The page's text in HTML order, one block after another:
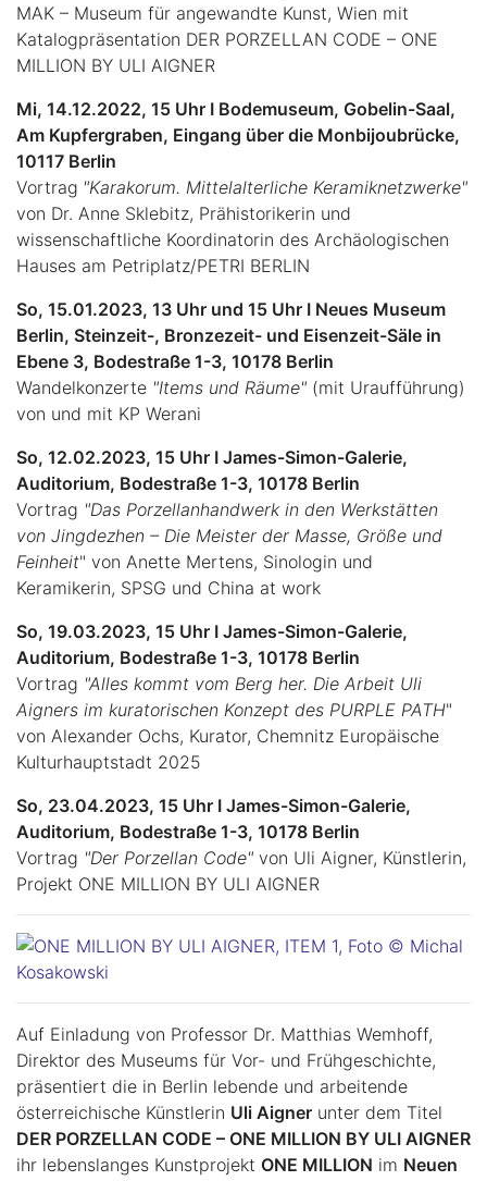
MAK – Museum für angewandte Kunst, Wien mit
Katalogpräsentation DER PORZELLAN CODE – ONE
MILLION BY ULI AIGNER
Mi, 14.12.2022, 15 Uhr I Bodemuseum, Gobelin-Saal,
Am Kupfergraben, Eingang über die Monbijoubrücke,
10117 Berlin
Vortrag "Karakorum. Mittelalterliche Keramiknetzwerke"
von Dr. Anne Sklebitz, Prähistorikerin und
wissenschaftliche Koordinatorin des Archäologischen
Hauses am Petriplatz/PETRI BERLIN
So, 15.01.2023, 13 Uhr und 15 Uhr I Neues Museum
Berlin, Steinzeit-, Bronzezeit- und Eisenzeit-Säle in
Ebene 3, Bodestraße 1-3, 10178 Berlin
Wandelkonzerte "Items und Räume" (mit Uraufführung)
von und mit KP Werani
So, 12.02.2023, 15 Uhr I James-Simon-Galerie,
Auditorium, Bodestraße 1-3, 10178 Berlin
Vortrag "Das Porzellanhandwerk in den Werkstätten
von Jingdezhen – Die Meister der Masse, Größe und
Feinheit" von Anette Mertens, Sinologin und
Keramikerin, SPSG und China at work
So, 19.03.2023, 15 Uhr I James-Simon-Galerie,
Auditorium, Bodestraße 1-3, 10178 Berlin
Vortrag "Alles kommt vom Berg her. Die Arbeit Uli
Aigners im kuratorischen Konzept des PURPLE PATH"
von Alexander Ochs, Kurator, Chemnitz Europäische
Kulturhauptstadt 2025
So, 23.04.2023, 15 Uhr I James-Simon-Galerie,
Auditorium, Bodestraße 1-3, 10178 Berlin
Vortrag "Der Porzellan Code" von Uli Aigner, Künstlerin,
Projekt ONE MILLION BY ULI AIGNER
Auf Einladung von Professor Dr. Matthias Wemhoff,
Direktor des Museums für Vor- und Frühgeschichte,
präsentiert die in Berlin lebende und arbeitende
österreichische Künstlerin Uli Aigner unter dem Titel
DER PORZELLAN CODE – ONE MILLION BY ULI AIGNER
ihr lebenslanges Kunstprojekt ONE MILLION im Neuen